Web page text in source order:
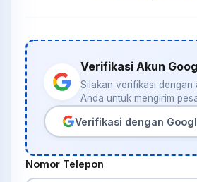
Verifikasi Akun
Silakan verifikasi dengan
Anda untuk mengirim
Verifikasi dengan
Nomor Telepon